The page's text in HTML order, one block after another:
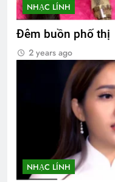
NHẠC LÍNH
Đêm buồn phố thị
2 years ago
NHẠC LÍNH